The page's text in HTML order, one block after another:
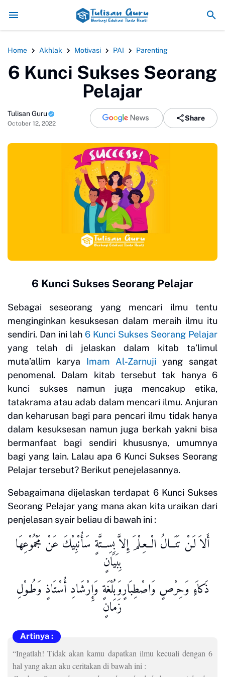
Pemanfaatan Teknologi Digital
Home Akhlak Motivasi PAI Parenting
6 Kunci Sukses Seorang
Pelajar
Tulisan Guru
October 12, 2022
Share
6 Kunci Sukses Seorang Pelajar
Sebagai seseorang yang mencari ilmu tentu
menginginkan kesuksesan dalam meraih ilmu itu
sendiri. Dan ini lah 6 Kunci Sukses Seorang Pelajar
yang telah di jelaskan dalam kitab ta’limul
muta’allim karya Imam Al-Zarnuji yang sangat
penomenal. Dalam kitab tersebut tak hanya 6
kunci sukses namun juga mencakup etika,
tatakrama atau adab dalam mencari ilmu. Anjuran
dan keharusan bagi para pencari ilmu tidak hanya
dalam kesuksesan namun juga berkah yakni bisa
bermanfaat bagi sendiri khususnya, umumnya
bagi yang lain. Lalau apa 6 Kunci Sukses Seorang
Pelajar tersebut? Berikut penejelasannya.
Sebagaimana dijelaskan terdapat 6 Kunci Sukses
Seorang Pelajar yang mana akan kita uraikan dari
penjelasan syair beliau di bawah ini :
أَلاَ لَـنْ تَنَــالُ الْــعِـلْمَ إِلاَّ بِسِــتَّةٍ سَأُنْبِيْكَ عَنْ مَجْمُوْعِهَا
بِبَيَانٍ
ذَكاَءٍ وَحِرْصٍ وَاصْطِبَارٍوَبُلْغَةٍ وَإِرْشَادِ أُسْتَاذٍ وَطُـوْلِ
زَمَانٍ
“Ingatlah! Tidak akan kamu dapatkan ilmu kecuali dengan 6
hal yang akan aku ceritakan di bawah ini :